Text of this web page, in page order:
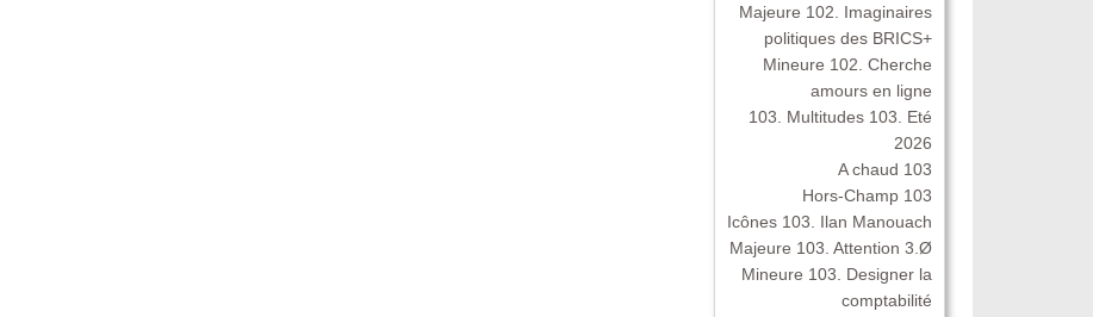
Majeure 102. Imaginaires
politiques des BRICS+
Mineure 102. Cherche
amours en ligne
103. Multitudes 103. Eté
2026
A chaud 103
Hors-Champ 103
Icônes 103. Ilan Manouach
Majeure 103. Attention 3.Ø
Mineure 103. Designer la
comptabilité